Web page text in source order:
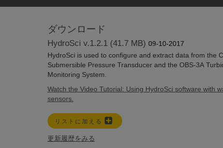
ダウンロード
HydroSci v.1.2.1 (41.7 MB) 09-10-2017
HydroSci is used to configure and extract data from the
Submersible Pressure Transducer and the OBS-3A
Monitoring System.
Watch the Video Tutorial: Using HydroSci software with
sensors.
リストに加える
更新履歴をみる